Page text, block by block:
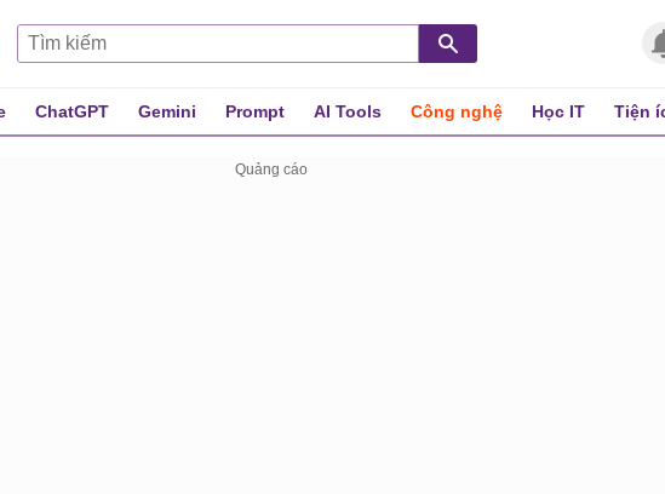
ChatGPT Gemini Prompt AI Tools Công nghệ Học IT Tiện